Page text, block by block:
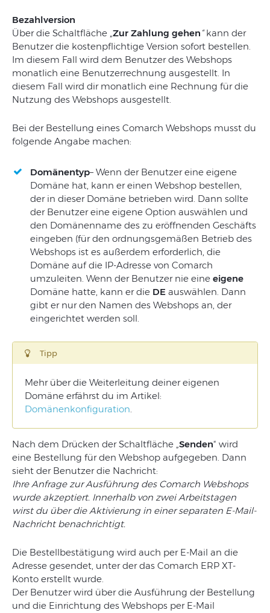
Bezahlversion
Über die Schaltfläche „Zur Zahlung gehen “kann der
Benutzer die kostenpflichtige Version sofort bestellen.
Im diesem Fall wird dem Benutzer des Webshops
monatlich eine Benutzerrechnung ausgestellt. In
diesem Fall wird dir monatlich eine Rechnung für die
Nutzung des Webshops ausgestellt.
Bei der Bestellung eines Comarch Webshops musst du
folgende Angabe machen:
Domänentyp– Wenn der Benutzer eine eigene
Domäne hat, kann er einen Webshop bestellen,
der in dieser Domäne betrieben wird. Dann sollte
der Benutzer eine eigene Option auswählen und
den Domänenname des zu eröffnenden Geschäfts
eingeben (für den ordnungsgemäßen Betrieb des
Webshops ist es außerdem erforderlich, die
Domäne auf die IP-Adresse von Comarch
umzuleiten. Wenn der Benutzer nie eine eigene
Domäne hatte, kann er die DE auswählen. Dann
gibt er nur den Namen des Webshops an, der
eingerichtet werden soll.
Tipp
Mehr über die Weiterleitung deiner eigenen
Domäne erfährst du im Artikel:
Domänenkonfiguration.
Nach dem Drücken der Schaltfläche „Senden“ wird
eine Bestellung für den Webshop aufgegeben. Dann
sieht der Benutzer die Nachricht:
Ihre Anfrage zur Ausführung des Comarch Webshops
wurde akzeptiert. Innerhalb von zwei Arbeitstagen
wirst du über die Aktivierung in einer separaten E-Mail-
Nachricht benachrichtigt.
Die Bestellbestätigung wird auch per E-Mail an die
Adresse gesendet, unter der das Comarch ERP XT-
Konto erstellt wurde.
Der Benutzer wird über die Ausführung der Bestellung
und die Einrichtung des Webshops per E-Mail